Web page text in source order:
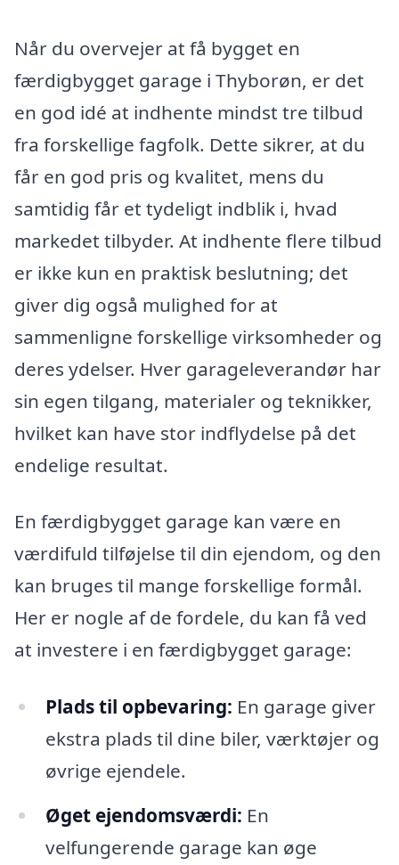
Når du overvejer at få bygget en
færdigbygget garage i Thyborøn, er det
en god idé at indhente mindst tre tilbud
fra forskellige fagfolk. Dette sikrer, at du
får en god pris og kvalitet, mens du
samtidig får et tydeligt indblik i, hvad
markedet tilbyder. At indhente flere tilbud
er ikke kun en praktisk beslutning; det
giver dig også mulighed for at
sammenligne forskellige virksomheder og
deres ydelser. Hver garageleverandør har
sin egen tilgang, materialer og teknikker,
hvilket kan have stor indflydelse på det
endelige resultat.
En færdigbygget garage kan være en
værdifuld tilføjelse til din ejendom, og den
kan bruges til mange forskellige formål.
Her er nogle af de fordele, du kan få ved
at investere i en færdigbygget garage:
Plads til opbevaring: En garage giver
ekstra plads til dine biler, værktøjer og
øvrige ejendele.
Øget ejendomsværdi: En
velfungerende garage kan øge